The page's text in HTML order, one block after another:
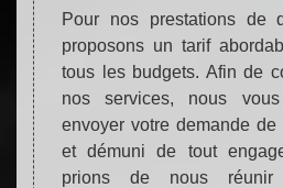
Pour nos prestations de
proposons un tarif
tous les budgets. Afin de
nos services, nous
envoyer votre demande de
et démuni de tout
prions de nous réunir